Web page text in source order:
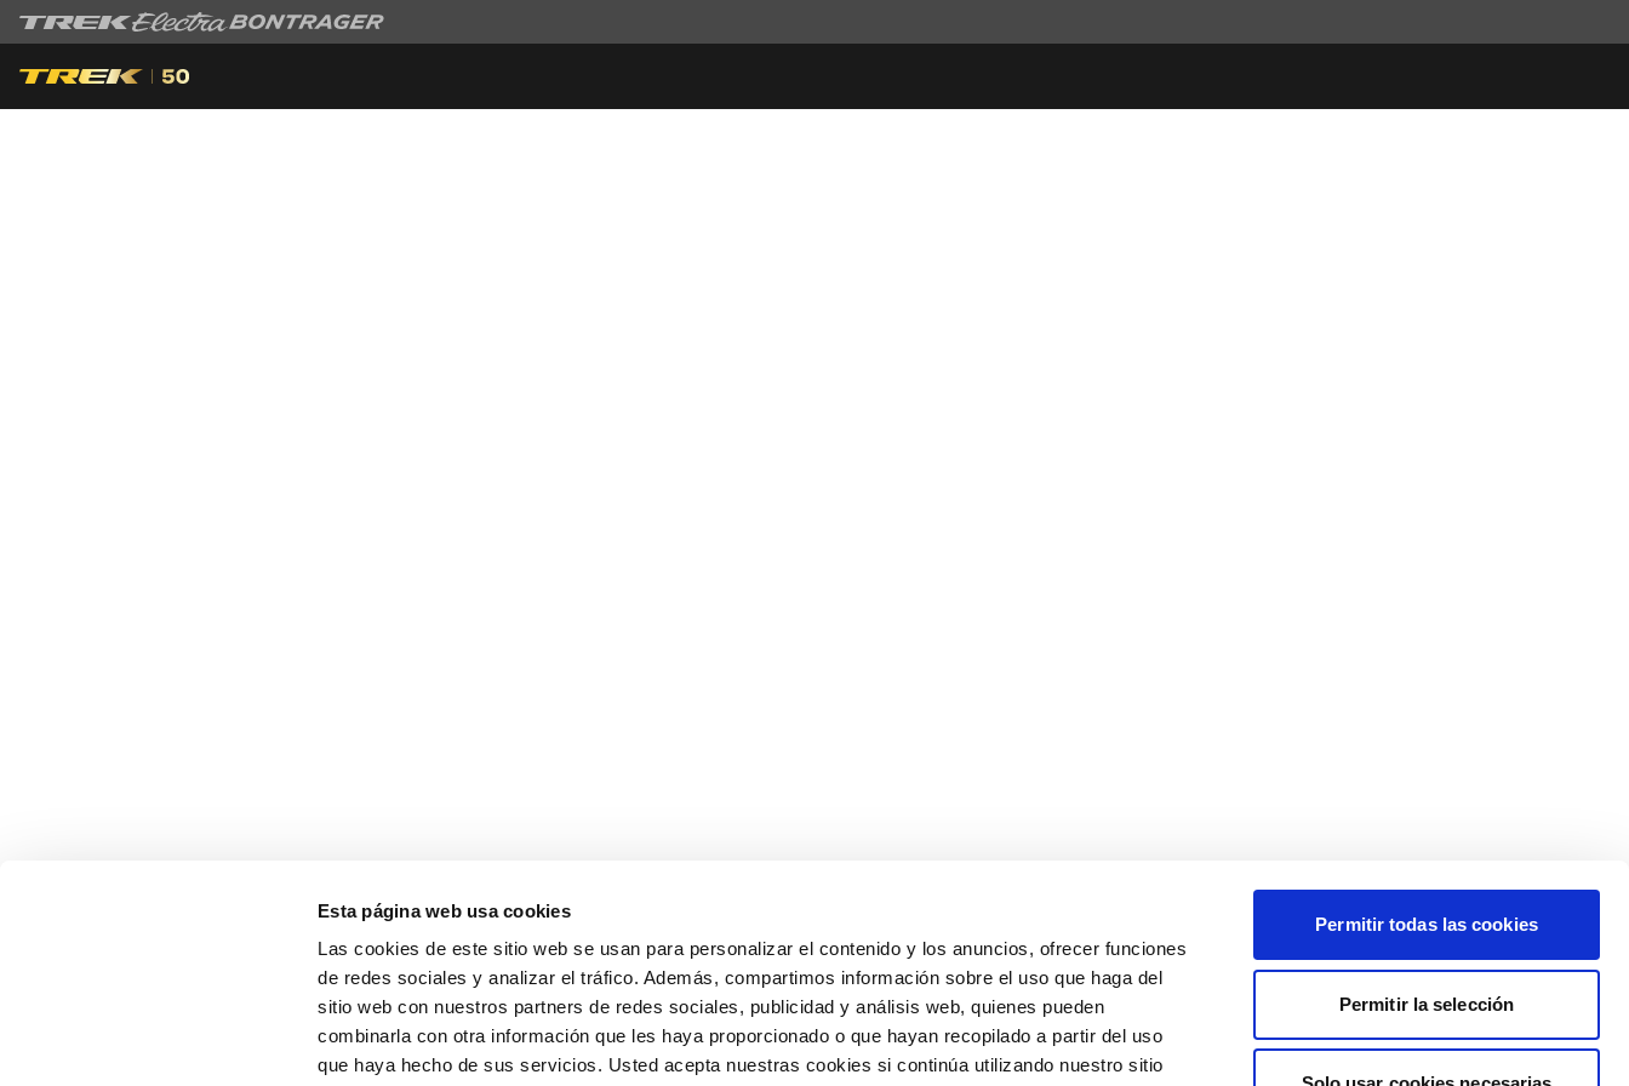
Esta página web usa cookies
Las cookies de este sitio web se usan para personalizar el contenido y los anuncios, ofrecer funciones
de redes sociales y analizar el tráfico. Además, compartimos información sobre el uso que haga del
sitio web con nuestros partners de redes sociales, publicidad y análisis web, quienes pueden
combinarla con otra información que les haya proporcionado o que hayan recopilado a partir del uso
que haya hecho de sus servicios. Usted acepta nuestras cookies si continúa utilizando nuestro sitio
Permitir todas las cookies
Permitir la selección